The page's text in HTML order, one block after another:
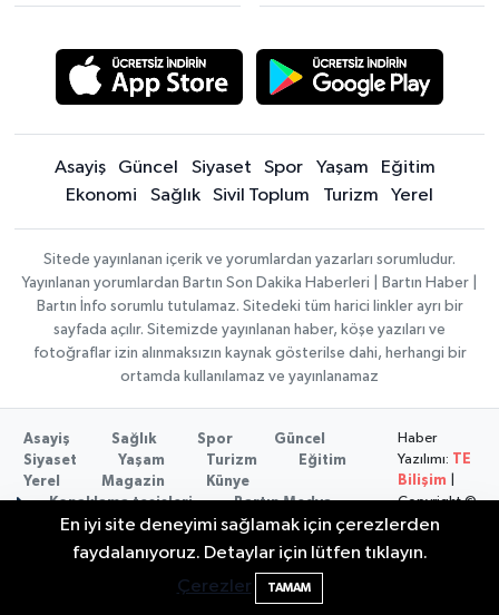
Asayiş Güncel Siyaset Spor Yaşam
Eğitim
Ekonomi
Sağlık Sivil Toplum Turizm Yerel
Sitede yayınlanan içerik ve yorumlardan yazarları sorumludur.
Yayınlanan yorumlardan Bartın Son Dakika Haberleri | Bartın Haber |
Bartın İnfo sorumlu tutulamaz. Sitedeki tüm harici linkler ayrı bir
sayfada açılır. Sitemizde yayınlanan haber, köşe yazıları ve
fotoğraflar izin alınmaksızın kaynak gösterilse dahi, herhangi bir
ortamda kullanılamaz ve yayınlanamaz
Asayiş Sağlık Spor
Güncel
Siyaset
Yaşam Turizm
Eğitim
Yerel
Magazin
Künye
Konaklama tesisleri
Bartın Medya
Haber
Yazılımı: TE
Bilişim
Copyright ©
2026
En iyi site deneyimi sağlamak için çerezlerden
faydalanıyoruz. Detaylar için lütfen tıklayın.
Çerezler
TAMAM
Elektrik arızasını onanırken akıma kapılan